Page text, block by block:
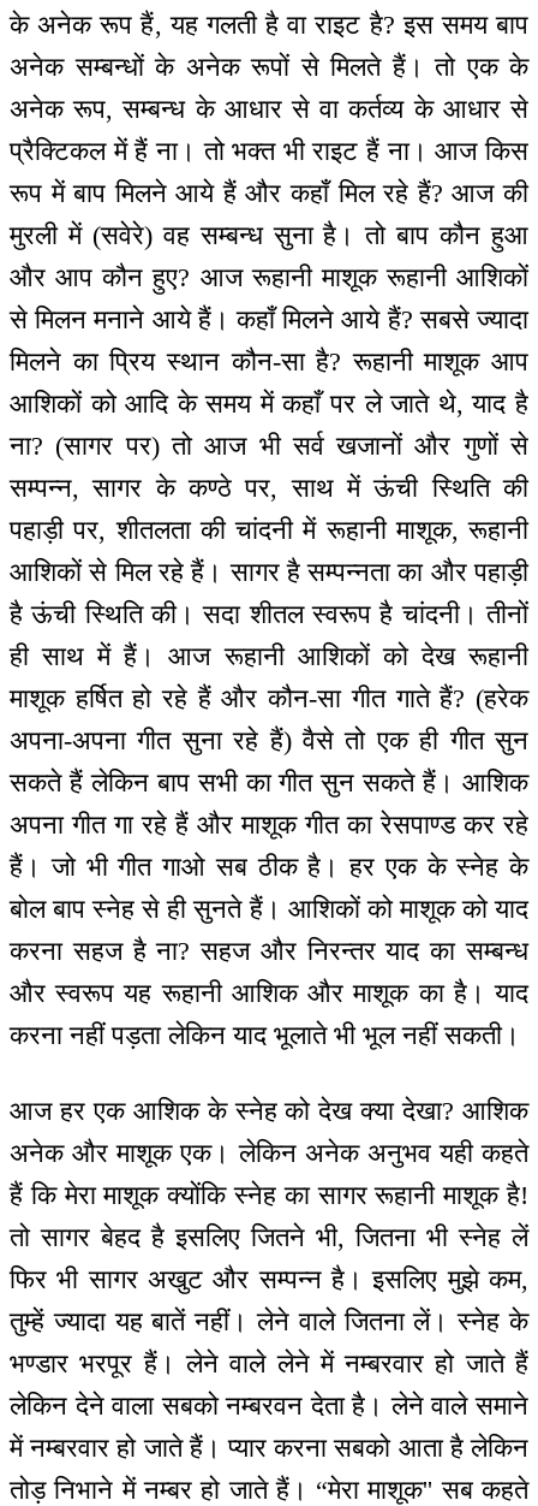
के अनेक रूप हैं, यह गलती है वा राइट है? इस समय बाप
अनेक सम्बन्धों के अनेक रूपों से मिलते हैं। तो एक के
अनेक रूप, सम्बन्ध के आधार से वा कर्तव्य के आधार से
प्रैक्टिकल में हैं ना। तो भक्त भी राइट हैं ना। आज किस
रूप में बाप मिलने आये हैं और कहाँ मिल रहे हैं? आज की
मुरली में (सवेरे) वह सम्बन्ध सुना है। तो बाप कौन हुआ
और आप कौन हुए? आज रूहानी माशूक रूहानी आशिकों
से मिलन मनाने आये हैं। कहाँ मिलने आये हैं? सबसे ज्यादा
मिलने का प्रिय स्थान कौन-सा है? रूहानी माशूक आप
आशिकों को आदि के समय में कहाँ पर ले जाते थे, याद है
ना? (सागर पर) तो आज भी सर्व खजानों और गुणों से
सम्पन्न, सागर के कण्ठे पर, साथ में ऊंची स्थिति की
पहाड़ी पर, शीतलता की चांदनी में रूहानी माशूक, रूहानी
आशिकों से मिल रहे हैं। सागर है सम्पन्नता का और पहाड़ी
है ऊंची स्थिति की। सदा शीतल स्वरूप है चांदनी। तीनों
ही साथ में हैं। आज रूहानी आशिकों को देख रूहानी
माशूक हर्षित हो रहे हैं और कौन-सा गीत गाते हैं? (हरेक
अपना-अपना गीत सुना रहे हैं) वैसे तो एक ही गीत सुन
सकते हैं लेकिन बाप सभी का गीत सुन सकते हैं। आशिक
अपना गीत गा रहे हैं और माशूक गीत का रेसपाण्ड कर रहे
हैं। जो भी गीत गाओ सब ठीक है। हर एक के स्नेह के
बोल बाप स्नेह से ही सुनते हैं। आशिकों को माशूक को याद
करना सहज है ना? सहज और निरन्तर याद का सम्बन्ध
और स्वरूप यह रूहानी आशिक और माशूक का है। याद
करना नहीं पड़ता लेकिन याद भूलाते भी भूल नहीं सकती।
आज हर एक आशिक के स्नेह को देख क्या देखा? आशिक
अनेक और माशूक एक। लेकिन अनेक अनुभव यही कहते
हैं कि मेरा माशूक क्योंकि स्नेह का सागर रूहानी माशूक है!
तो सागर बेहद है इसलिए जितने भी, जितना भी स्नेह लें
फिर भी सागर अखुट और सम्पन्न है। इसलिए मुझे कम,
तुम्हें ज्यादा यह बातें नहीं। लेने वाले जितना लें। स्नेह के
भण्डार भरपूर हैं। लेने वाले लेने में नम्बरवार हो जाते हैं
लेकिन देने वाला सबको नम्बरवन देता है। लेने वाले समाने
में नम्बरवार हो जाते हैं। प्यार करना सबको आता है लेकिन
तोड़ निभाने में नम्बर हो जाते हैं। “मेरा माशूक'' सब कहते